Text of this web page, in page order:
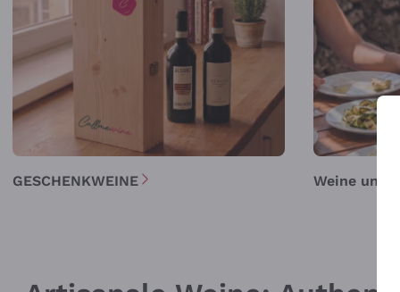
GESCHENKWEINE Weine unter